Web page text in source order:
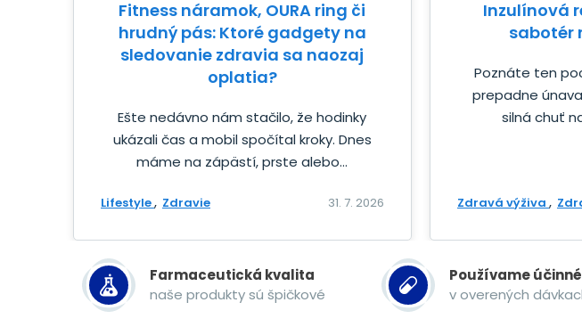
Fitness náramok, OURA ring či
hrudný pás: Ktoré gadgety na
sledovanie zdravia sa naozaj
oplatia?
Ešte nedávno nám stačilo, že hodinky
ukázali čas a mobil spočítal kroky. Dnes
máme na zápästí, prste alebo...
Lifestyle Zdravie 31. 7. 2026
Inzulínová
sabotér
Poznáte ten
prepadne
silná chuť
Zdravá výživa
Farmaceutická kvalita
naše produkty sú špičkové
Používame
v overených